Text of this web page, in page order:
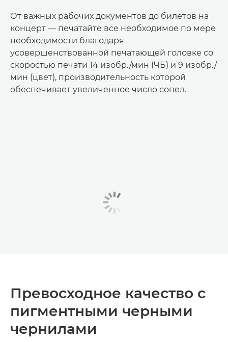
От важных рабочих документов до билетов на
концерт — печатайте все необходимое по мере
необходимости благодаря
усовершенствованной печатающей головке со
скоростью печати 14 изобр./мин (ЧБ) и 9 изобр./
мин (цвет), производительность которой
обеспечивает увеличенное число сопел.
Превосходное качество с
пигментными черными
чернилами